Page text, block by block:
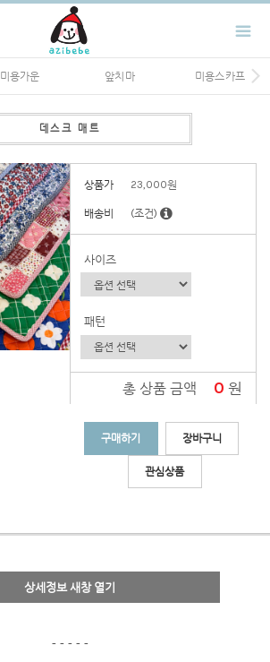
미용가운 앞치마 미용스카프
데스크 매트
상품가 23,000원
배송비 (조건)
사이즈
패턴
총 상품 금액 0 원
구매하기 장바구니
관심상품
상세정보 새창 열기
- - - - -